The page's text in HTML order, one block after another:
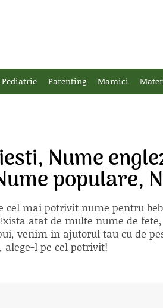
Pediatrie Parenting Mamici
Nume
populare,
cel mai potrivit nume pentru
atat de multe nume de
venim in ajutorul tau cu de
alege-l pe cel potrivit!